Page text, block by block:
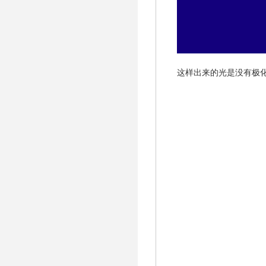
这样出来的光是没有极